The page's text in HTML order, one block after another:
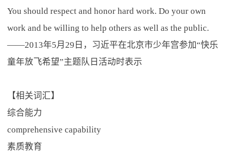
You should respect and honor hard work. Do your own
work and be willing to help others as well as the public.
——2013年5月29日，习近平在北京市少年宫参加“快乐
童年放飞希望”主题队日活动时表示
【相关词汇】
综合能力
comprehensive capability
素质教育